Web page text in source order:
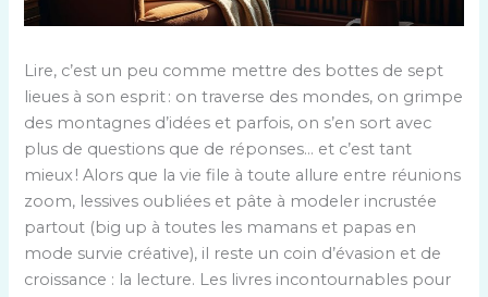
Lire, c’est un peu comme mettre des bottes de sept
lieues à son esprit : on traverse des mondes, on grimpe
des montagnes d’idées et parfois, on s’en sort avec
plus de questions que de réponses… et c’est tant
mieux ! Alors que la vie file à toute allure entre réunions
zoom, lessives oubliées et pâte à modeler incrustée
partout (big up à toutes les mamans et papas en
mode survie créative), il reste un coin d’évasion et de
croissance : la lecture. Les livres incontournables pour